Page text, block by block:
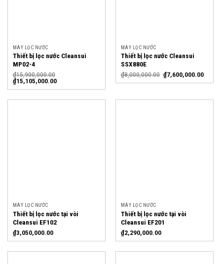
MÁY LỌC NƯỚC
Thiết bị lọc nước Cleansui
MP02-4
₫15,900,000.00
₫15,105,000.00
MÁY LỌC NƯỚC
Thiết bị lọc nước Cleansui
SSX880E
₫8,000,000.00 ₫7,600,000.00
MÁY LỌC NƯỚC
Thiết bị lọc nước tại vòi
Cleansui EF102
₫3,050,000.00
MÁY LỌC NƯỚC
Thiết bị lọc nước tại vòi
Cleansui EF201
₫2,290,000.00